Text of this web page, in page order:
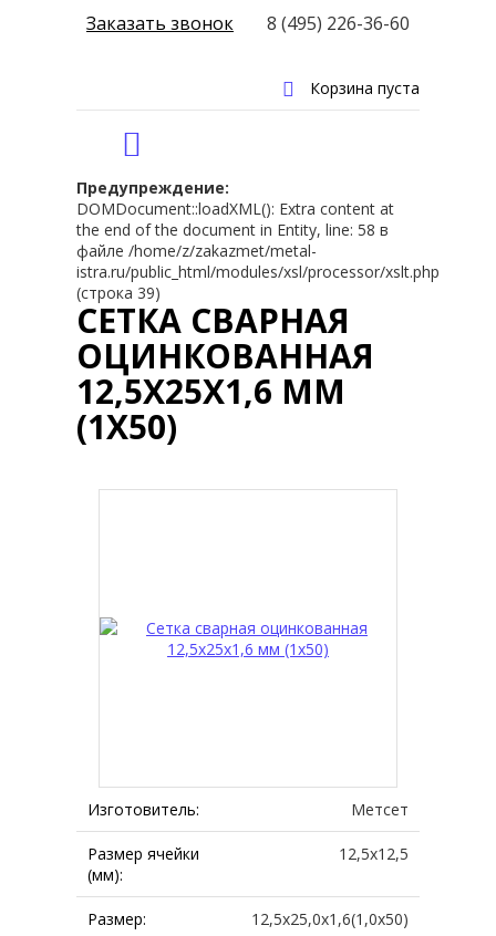
Предупреждение:
DOMDocument::loadXML(): Extra content at
the end of the document in Entity, line: 58 в
файле /home/z/zakazmet/metal-
istra.ru/public_html/modules/xsl/processor/xslt.php
(строка 39)
СЕТКА СВАРНАЯ
ОЦИНКОВАННАЯ
12,5Х25Х1,6 ММ
(1Х50)
Изготовитель: Метсет
Размер ячейки
(мм):
12,5х12,5
Размер: 12,5х25,0х1,6(1,0х50)
Заказать звонок 8 (495) 226-36-60
Корзина пуста